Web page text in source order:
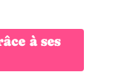
à ses